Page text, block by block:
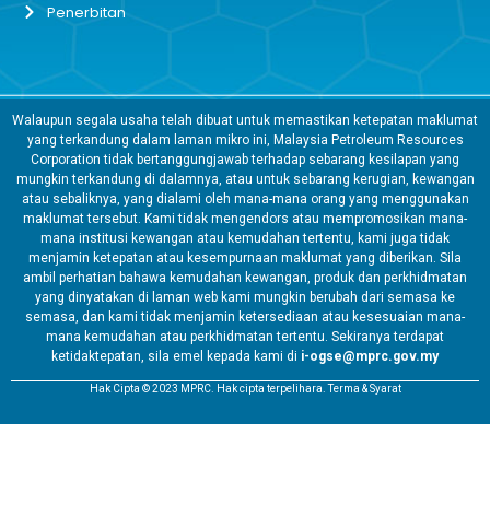
Penerbitan
Walaupun segala usaha telah dibuat untuk memastikan ketepatan maklumat
yang terkandung dalam laman mikro ini, Malaysia Petroleum Resources
Corporation tidak bertanggungjawab terhadap sebarang kesilapan yang
mungkin terkandung di dalamnya, atau untuk sebarang kerugian, kewangan
atau sebaliknya, yang dialami oleh mana-mana orang yang menggunakan
maklumat tersebut. Kami tidak mengendors atau mempromosikan mana-
mana institusi kewangan atau kemudahan tertentu, kami juga tidak
menjamin ketepatan atau kesempurnaan maklumat yang diberikan. Sila
ambil perhatian bahawa kemudahan kewangan, produk dan perkhidmatan
yang dinyatakan di laman web kami mungkin berubah dari semasa ke
semasa, dan kami tidak menjamin ketersediaan atau kesesuaian mana-
mana kemudahan atau perkhidmatan tertentu. Sekiranya terdapat
ketidaktepatan, sila emel kepada kami di i-ogse@mprc.gov.my
Hak Cipta © 2023 MPRC. Hak cipta terpelihara. Terma & Syarat